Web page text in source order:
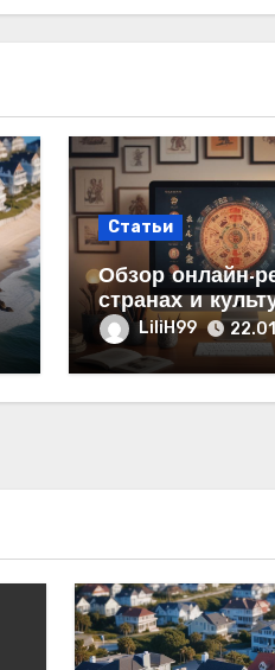
Статьи
Обзор онлайн-
странах и
структура и
LiliH99